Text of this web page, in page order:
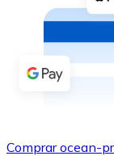
Compra
Comprar
Comprar ocean-